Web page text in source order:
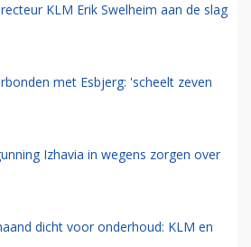
KLM Erik Swelheim aan de slag
met Esbjerg: 'scheelt zeven
Izhavia in wegens zorgen over
dicht voor onderhoud: KLM en